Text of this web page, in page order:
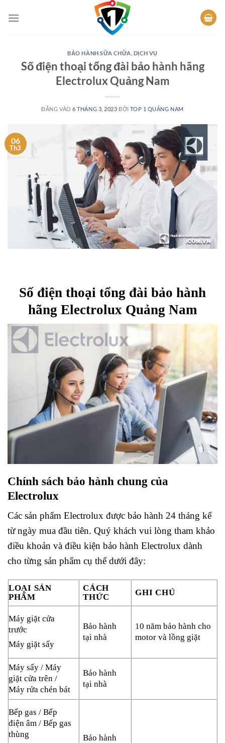
qua
BẢO HÀNH SỮA CHỮA DỊCH VỤ
Số điện thoại tổng đài bảo hành hãng
Electrolux Quảng Nam
ĐĂNG VÀO6 THÁNG 3, 2023 BỞITOP 1 QUẢNG NAM
06
Th3
Số điện thoại tổng đài bảo hành
hãng Electrolux Quảng Nam
Chính sách bảo hành chung của
Electrolux
Các sản phẩm Electrolux được bảo hành 24 tháng kể
từ ngày mua đầu tiên. Quý khách vui lòng tham khảo
điều khoản và điều kiện bảo hành Electrolux dành
cho từng sản phẩm cụ thể dưới đây:
LOẠI SẢN
PHẨM
CÁCH
THỨC
GHI CHÚ
Máy giặt cửa
trước
Máy giặt sấy
Bảo hành
tại nhà
10 năm bảo hành cho
motor và lồng giặt
Máy sấy / Máy
giặt cửa trên /
Máy rửa chén bát
Bảo hành
tại nhà
Bếp gas / Bếp
điện âm / Bếp gas
thùng
Bảo hành